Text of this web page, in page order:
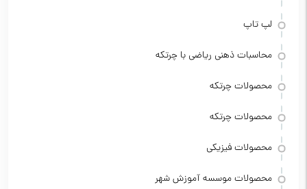
لپ تاپ
محاسبات ذهنی ریاضی با چرتکه
محصولات چرتکه
محصولات چرتکه
محصولات فیزیکی
محصولات موسسه آموزش شهر